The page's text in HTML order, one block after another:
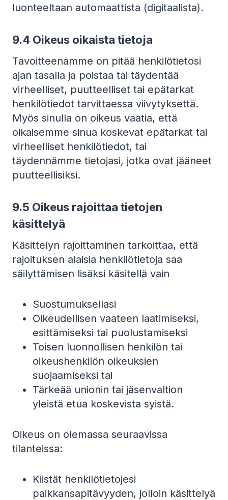
luonteeltaan automaattista (digitaalista).
9.4 Oikeus oikaista tietoja
Tavoitteenamme on pitää henkilötietosi
ajan tasalla ja poistaa tai täydentää
virheelliset, puutteelliset tai epätarkat
henkilötiedot tarvittaessa viivytyksettä.
Myös sinulla on oikeus vaatia, että
oikaisemme sinua koskevat epätarkat tai
virheelliset henkilötiedot, tai
täydennämme tietojasi, jotka ovat jääneet
puutteellisiksi.
9.5 Oikeus rajoittaa tietojen
käsittelyä
Käsittelyn rajoittaminen tarkoittaa, että
rajoituksen alaisia henkilötietoja saa
säilyttämisen lisäksi käsitellä vain
Suostumuksellasi
Oikeudellisen vaateen laatimiseksi,
esittämiseksi tai puolustamiseksi
Toisen luonnollisen henkilön tai
oikeushenkilön oikeuksien
suojaamiseksi tai
Tärkeää unionin tai jäsenvaltion
yleistä etua koskevista syistä.
Oikeus on olemassa seuraavissa
tilanteissa:
Kiistät henkilötietojesi
paikkansapitävyyden, jolloin käsittelyä